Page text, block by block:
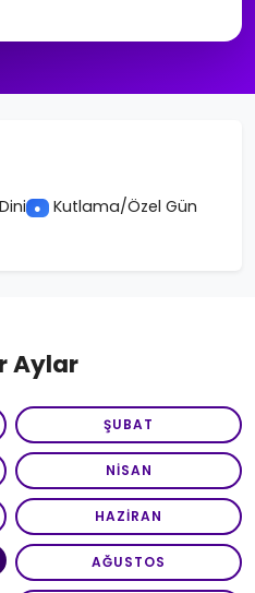
Dini ● Kutlama/Özel Gün
Aylar
ŞUBAT
NISAN
HAZIRAN
AĞUSTOS